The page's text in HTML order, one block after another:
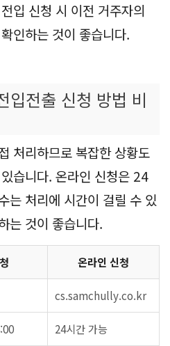
입 신청 시 이전 거주자의
인하는 것이 좋습니다.
입전출 신청 방법 비
처리하므로 복잡한 상황도
습니다. 온라인 신청은 24
는 처리에 시간이 걸릴 수 있
는 것이 좋습니다.
온라인 신청
cs.samchully.co.kr
24시간 가능